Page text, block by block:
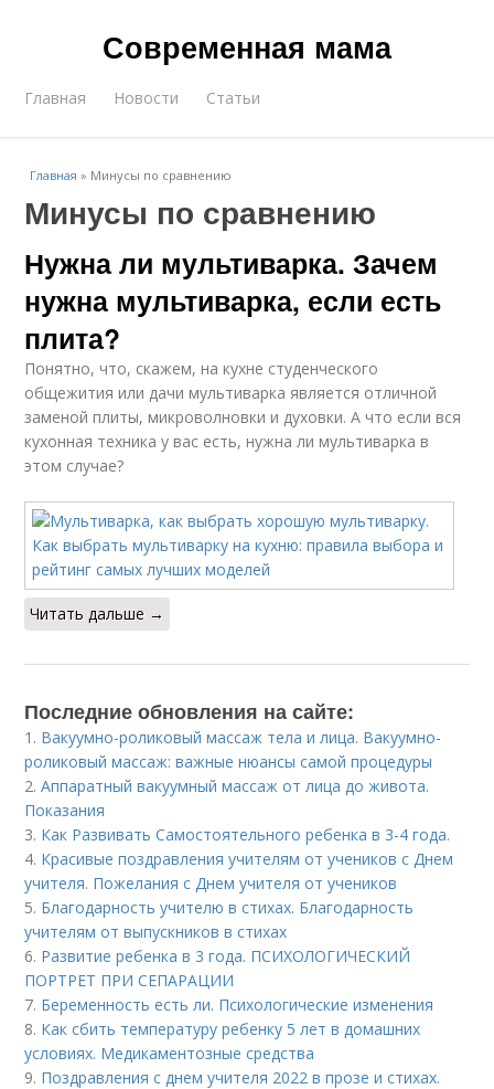
Современная мама
Главная Новости Статьи
Главная » Минусы по сравнению
Минусы по сравнению
Нужна ли мультиварка. Зачем
нужна мультиварка, если есть
плита?
Понятно, что, скажем, на кухне студенческого
общежития или дачи мультиварка является отличной
заменой плиты, микроволновки и духовки. А что если вся
кухонная техника у вас есть, нужна ли мультиварка в
этом случае?
Читать дальше →
Последние обновления на сайте:
1. Вакуумно-роликовый массаж тела и лица. Вакуумно-
роликовый массаж: важные нюансы самой процедуры
2.Аппаратный вакуумный массаж от лица до живота.
Показания
3. Как Развивать Самостоятельного ребенка в 3-4 года.
4. Красивые поздравления учителям от учеников с Днем
учителя. Пожелания с Днем учителя от учеников
5. Благодарность учителю в стихах. Благодарность
учителям от выпускников в стихах
6. Развитие ребенка в 3 года. ПСИХОЛОГИЧЕСКИЙ
ПОРТРЕТ ПРИ СЕПАРАЦИИ
7. Беременность есть ли. Психологические изменения
8. Как сбить температуру ребенку 5 лет в домашних
условиях. Медикаментозные средства
9. Поздравления с днем учителя 2022 в прозе и стихах.